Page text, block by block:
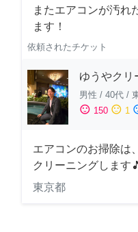
またエアコンが汚れ
ます！
依頼されたチケット
ゆうやクリ
男性 / 40代 /
sentiment_satisfied 150 sentiment_neutral 1
エアコンのお掃除は
クリーニングします
東京都